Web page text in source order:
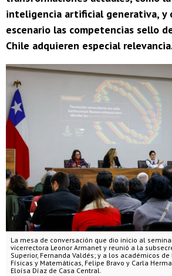
inteligencia artificial generativa, y
escenario las competencias sello
Chile adquieren especial
La mesa de conversación que dio inicio al
vicerrectora Leonor Armanet y reunió a la
Superior, Fernanda Valdés; y a los académicos
Físicas y Matemáticas, Felipe Bravo y Carla
Eloísa Díaz de Casa Central.